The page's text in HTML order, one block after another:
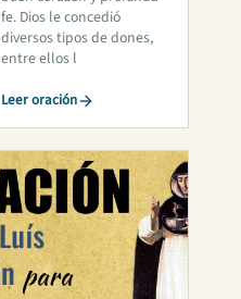
fe. Dios le concedió
diversos tipos de dones,
entre ellos l
Leer oración